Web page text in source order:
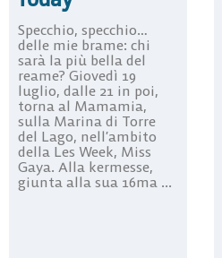
Specchio, specchio…
delle mie brame: chi
sarà la più bella del
reame? Giovedì 19
luglio, dalle 21 in poi,
torna al Mamamia,
sulla Marina di Torre
del Lago, nell’ambito
della Les Week, Miss
Gaya. Alla kermesse,
giunta alla sua 16ma ...